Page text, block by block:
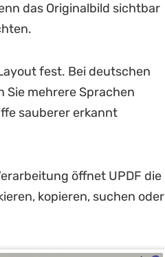
das Originalbild sichtbar
fest. Bei deutschen
Sie mehrere Sprachen
sauberer erkannt
öffnet UPDF die
kopieren, suchen oder